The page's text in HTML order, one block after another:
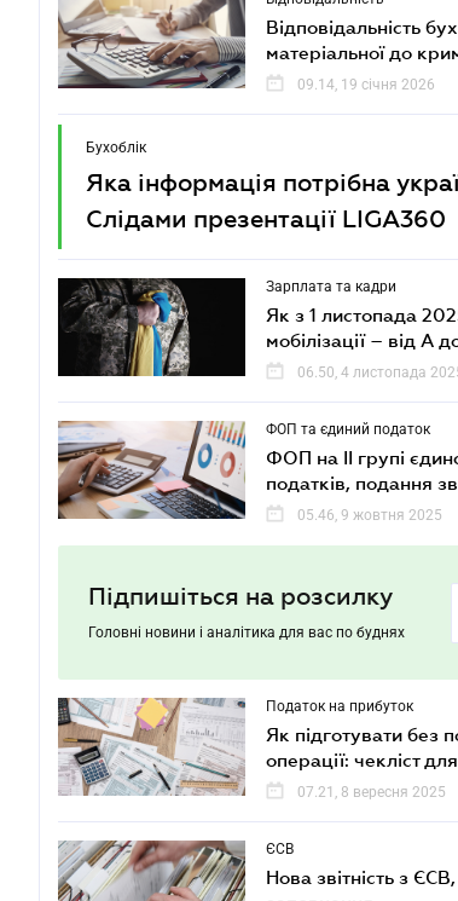
Відповідальність
матеріальної до
09.14, 19 січня 2026
Бухоблік
Яка інформація потрібна
Слідами презентації LIGA360
Зарплата та кадри
Як з 1 листопада
мобілізації – від А
06.50, 4 листопада
ФОП та єдиний податок
ФОП на ІІ групі
податків, подання
05.46, 9 жовтня 2025
Підпишіться на розсилку
Головні новини і аналітика для вас по буднях
Податок на прибуток
Як підготувати без
операції: чекліст
07.21, 8 вересня 2025
ЄСВ
Нова звітність з